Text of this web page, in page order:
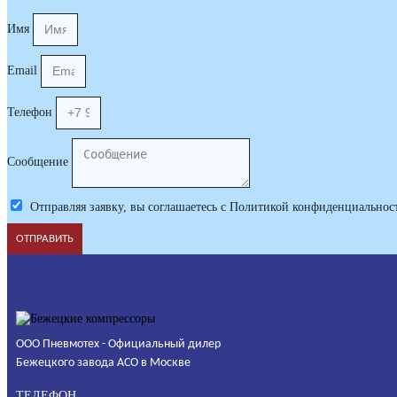
Имя
Email
Телефон
Сообщение
Отправляя заявку, вы соглашаетесь с Политикой
ОТПРАВИТЬ
ООО Пневмотех - Официальный дилер
Бежецкого завода АСО в Москве